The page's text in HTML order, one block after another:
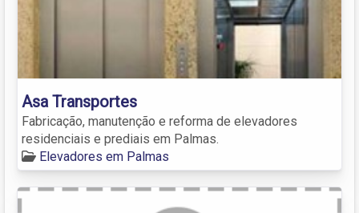
Asa Transportes
Fabricação, manutenção e reforma de elevadores
residenciais e prediais em Palmas.
Elevadores em Palmas